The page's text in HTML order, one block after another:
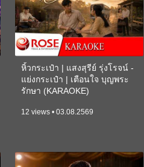
หิ้วกระเป๋า | แสงสุรีย์ รุ่งโรจน์ -
แย่งกระเป๋า | เตือนใจ บุญพระ
รักษา (KARAOKE)
12 views • 03.08.2569